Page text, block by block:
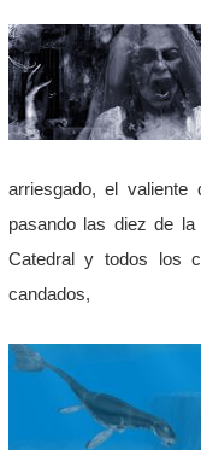
arriesgado, el
pasando las diez de
Catedral y todos los
candados,